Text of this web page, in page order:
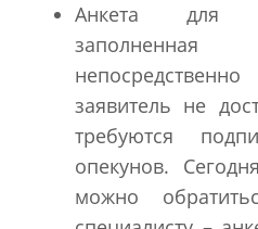
Анкета для
заявитель не
требуются
опекунов.
можно